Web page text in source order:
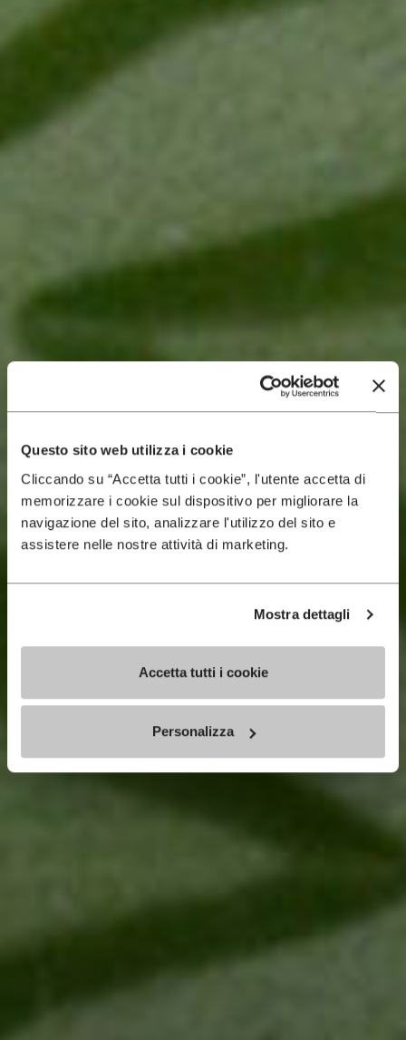
Questo sito web utilizza i cookie
Cliccando su “Accetta tutti i cookie”, l'utente accetta di
memorizzare i cookie sul dispositivo per migliorare la
navigazione del sito, analizzare l'utilizzo del sito e
assistere nelle nostre attività di marketing.
Mostra dettagli
Accetta tutti i cookie
Personalizza